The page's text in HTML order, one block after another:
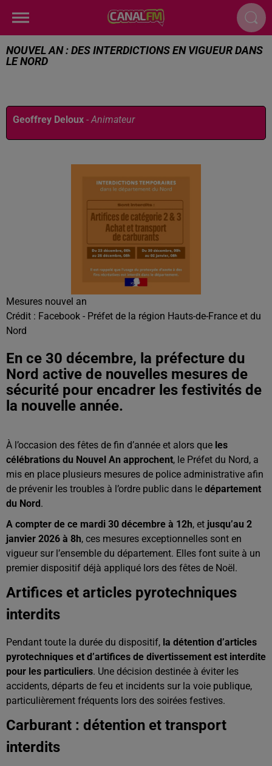
NOUVEL AN : DES INTERDICTIONS EN VIGUEUR DANS
LE NORD
Geoffrey Deloux -Animateur
Mesures nouvel an
Crédit : Facebook - Préfet de la région Hauts-de-France et du
Nord
En ce 30 décembre, la préfecture du
Nord active de nouvelles mesures de
sécurité pour encadrer les festivités de
la nouvelle année.
À l’occasion des fêtes de fin d’année et alors que les
célébrations du Nouvel An approchent, le Préfet du Nord, a
mis en place plusieurs mesures de police administrative afin
de prévenir les troubles à l’ordre public dans le département
du Nord.
A compter de ce mardi 30 décembre à 12h, et jusqu’au 2
janvier 2026 à 8h, ces mesures exceptionnelles sont en
vigueur sur l’ensemble du département. Elles font suite à un
premier dispositif déjà appliqué lors des fêtes de Noël.
Artifices et articles pyrotechniques
interdits
Pendant toute la durée du dispositif, la détention d’articles
pyrotechniques et d’artifices de divertissement est interdite
pour les particuliers. Une décision destinée à éviter les
accidents, départs de feu et incidents sur la voie publique,
particulièrement fréquents lors des soirées festives.
Carburant : détention et transport
interdits